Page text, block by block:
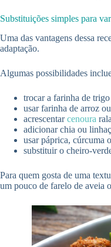
Substituições simples para
Uma das vantagens dessa
adaptação.
Algumas possibilidades
trocar a farinha de
usar farinha de arroz
acrescentarcenoura
adicionar chia ou
usar páprica, cúrcuma
substituir o cheiro-
Para quem gosta de uma
um pouco de farelo de aveia